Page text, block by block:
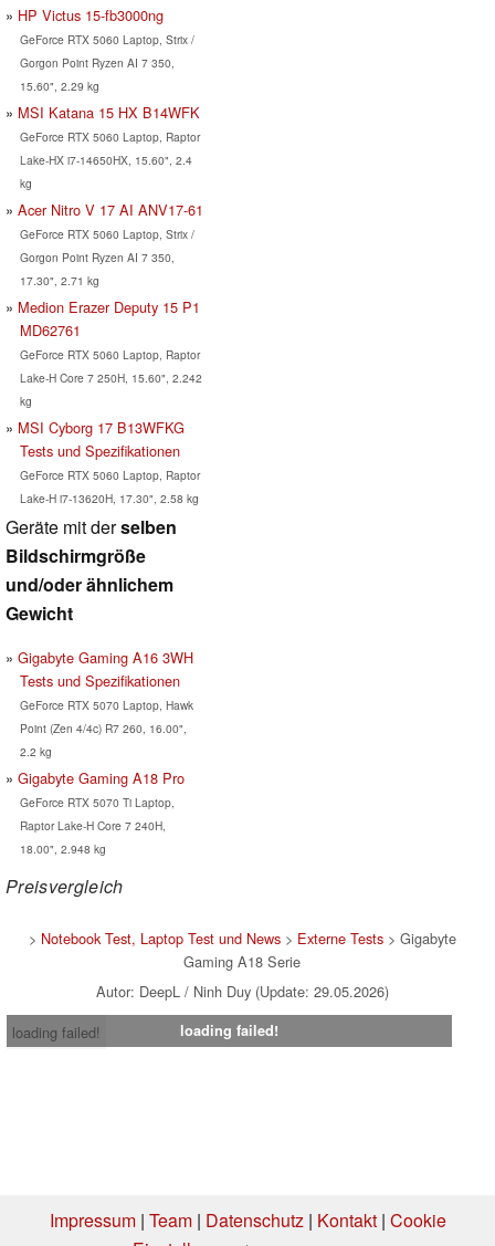
HP Victus 15-fb3000ng
GeForce RTX 5060 Laptop, Strix /
Gorgon Point Ryzen AI 7 350,
15.60", 2.29 kg
MSI Katana 15 HX B14WFK
GeForce RTX 5060 Laptop, Raptor
Lake-HX i7-14650HX, 15.60", 2.4
kg
Acer Nitro V 17 AI ANV17-61
GeForce RTX 5060 Laptop, Strix /
Gorgon Point Ryzen AI 7 350,
17.30", 2.71 kg
Medion Erazer Deputy 15 P1
MD62761
GeForce RTX 5060 Laptop, Raptor
Lake-H Core 7 250H, 15.60", 2.242
kg
MSI Cyborg 17 B13WFKG
Tests und Spezifikationen
GeForce RTX 5060 Laptop, Raptor
Lake-H i7-13620H, 17.30", 2.58 kg
Geräte mit derselben
Bildschirmgröße
und/oder ähnlichem
Gewicht
Gigabyte Gaming A16 3WH
Tests und Spezifikationen
GeForce RTX 5070 Laptop, Hawk
Point (Zen 4/4c) R7 260, 16.00",
2.2 kg
Gigabyte Gaming A18 Pro
GeForce RTX 5070 Ti Laptop,
Raptor Lake-H Core 7 240H,
18.00", 2.948 kg
Preisvergleich
> Notebook Test, Laptop Test und News> Externe Tests> Gigabyte
Gaming A18 Serie
Autor: DeepL / Ninh Duy (Update: 29.05.2026)
loading failed!
loading failed!
Impressum| Team| Datenschutz| Kontakt| Cookie